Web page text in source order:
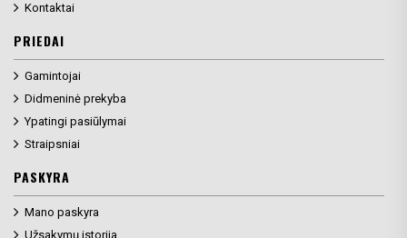
Kontaktai
PRIEDAI
Gamintojai
Didmeninė prekyba
Ypatingi pasiūlymai
Straipsniai
PASKYRA
Mano paskyra
Užsakymų istorija